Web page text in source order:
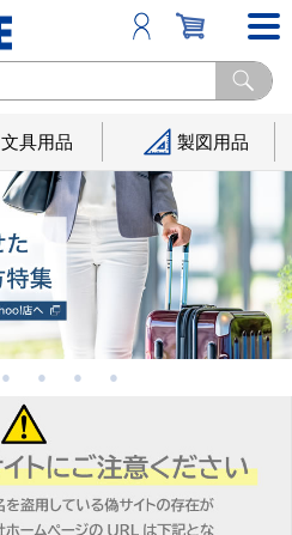
文具用品 製図用品